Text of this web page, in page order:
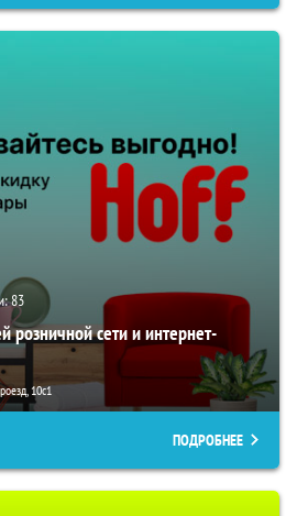
83
сети и интернет-
10с1
ПОДРОБНЕЕ